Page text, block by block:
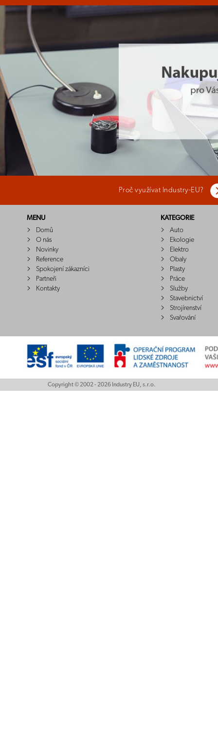
Proč využívat Industry-EU?
MENU
Domů
O nás
Novinky
Reference
Spokojení zákazníci
Partneři
Kontakty
KATEGORIE
Auto
Ekologie
Elektro
Obaly
Plasty
Práce
Služby
Stavebnictví
Strojírenství
Svařování
Copyright © 2002 - 2026 Industry EU, s.r.o.